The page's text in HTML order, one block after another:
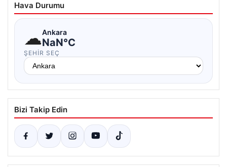
Hava Durumu
☁Ankara
NaN°C
ŞEHIR SEÇ
Bizi Takip Edin